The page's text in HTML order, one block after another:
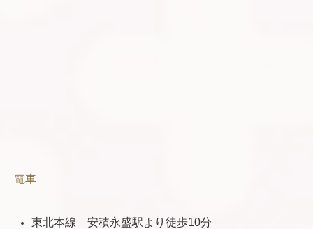
電車
東北本線 安積永盛駅より徒歩10分